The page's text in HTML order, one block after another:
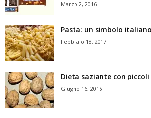
Marzo 2, 2016
Pasta: un simbolo
Febbraio 18, 2017
Dieta saziante con
Giugno 16, 2015